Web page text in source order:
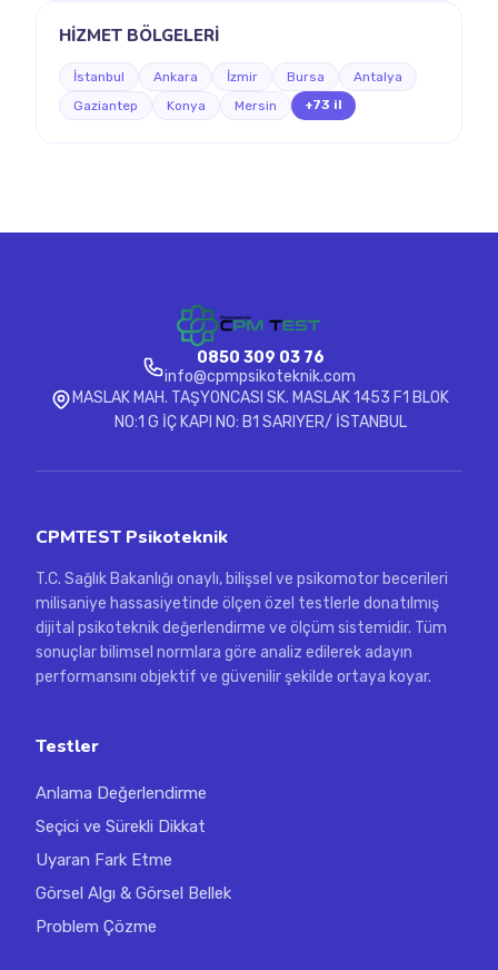
HİZMET BÖLGELERİ
İstanbul Ankara İzmir Bursa
Antalya
Gaziantep
Konya Mersin +73 il
0850 309 03 76
info@cpmpsikoteknik.com
MASLAK MAH. TAŞYONCASI SK. MASLAK 1453 F1 BLOK
NO:1 G İÇ KAPI NO: B1 SARIYER/ İSTANBUL
CPMTEST Psikoteknik
T.C. Sağlık Bakanlığı onaylı, bilişsel ve psikomotor becerileri
milisaniye hassasiyetinde ölçen özel testlerle donatılmış
dijital psikoteknik değerlendirme ve ölçüm sistemidir. Tüm
sonuçlar bilimsel normlara göre analiz edilerek adayın
performansını objektif ve güvenilir şekilde ortaya koyar.
Testler
Anlama Değerlendirme
Seçici ve Sürekli Dikkat
Uyaran Fark Etme
Görsel Algı & Görsel Bellek
Problem Çözme